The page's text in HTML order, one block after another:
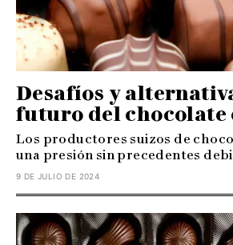
Desafíos y
futuro del chocolate
Los productores suizos de
una presión sin precedentes
9 DE JULIO DE 2024